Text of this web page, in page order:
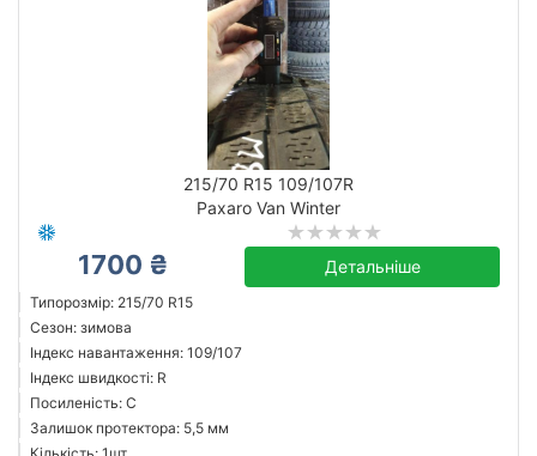
215/70 R15 109/107R
Paxaro Van Winter
1700 ₴ Детальніше
Типорозмір: 215/70 R15
Сезон: зимова
Індекс навантаження: 109/107
Індекс швидкості: R
Посиленість: C
Залишок протектора: 5,5 мм